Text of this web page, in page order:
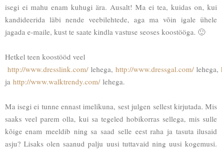
isegi ei mahu enam kuhugi ära. Ausalt! Ma ei tea, kuidas on, kui
kandideerida läbi nende veebilehtede, aga ma võin igale ühele
jagada e-maile, kust te saate kindla vastuse seoses koostööga. 🙂
Hetkel teen koostööd veel
http://www.dresslink.com/lehega, http://www.dressgal.com/lehega,
ja http://www.walktrendy.com/lehega.
Ma isegi ei tunne ennast imelikuna, sest julgen sellest kirjutada. Mis
saaks veel parem olla, kui sa tegeled hobikorras sellega, mis sulle
kõige enam meeldib ning sa saad selle eest raha ja tasuta ilusaid
asju? Lisaks olen saanud palju uusi tuttavaid ning uusi kogemusi.